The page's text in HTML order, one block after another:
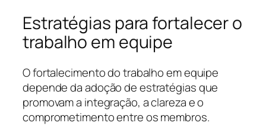
Estratégias para fortalecer o
trabalho em equipe
O fortalecimento do trabalho em equipe
depende da adoção de estratégias que
promovam a integração, a clareza e o
comprometimento entre os membros.